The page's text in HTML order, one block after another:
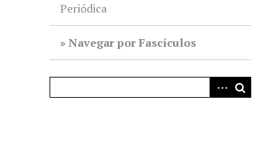
Periódica
Navegar por Fascículos